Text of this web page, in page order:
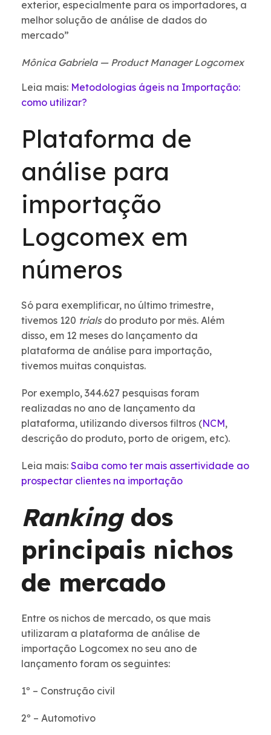
exterior, especialmente para os importadores, a
melhor solução de análise de dados do
mercado”
Mônica Gabriela — Product Manager Logcomex
Leia mais: Metodologias ágeis na Importação:
como utilizar?
Plataforma de
análise para
importação
Logcomex em
números
Só para exemplificar, no último trimestre,
tivemos 120 trials do produto por mês. Além
disso, em 12 meses do lançamento da
plataforma de análise para importação,
tivemos muitas conquistas.
Por exemplo, 344.627 pesquisas foram
realizadas no ano de lançamento da
plataforma, utilizando diversos filtros (NCM,
descrição do produto, porto de origem, etc).
Leia mais: Saiba como ter mais assertividade ao
prospectar clientes na importação
Ranking dos
principais nichos
de mercado
Entre os nichos de mercado, os que mais
utilizaram a plataforma de análise de
importação Logcomex no seu ano de
lançamento foram os seguintes:
1º – Construção civil
2º – Automotivo